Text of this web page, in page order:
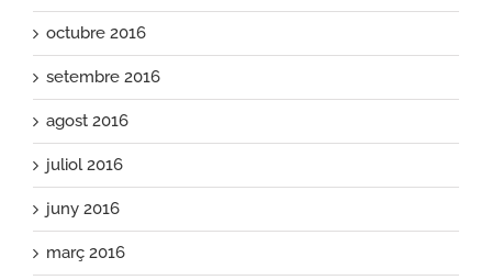
octubre 2016
setembre 2016
agost 2016
juliol 2016
juny 2016
març 2016